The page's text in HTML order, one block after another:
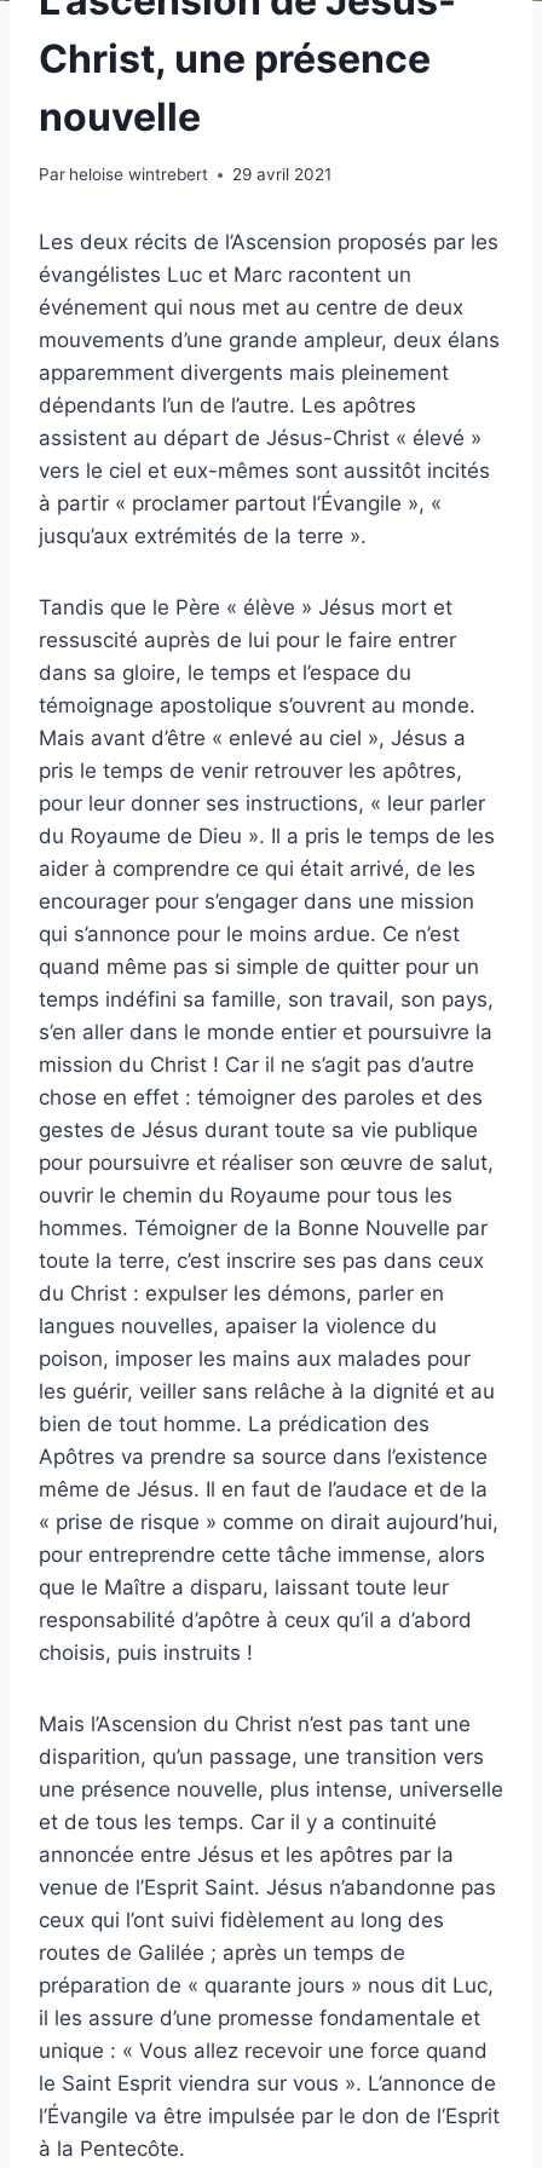
Christ, une présence
nouvelle
Par heloise wintrebert 29 avril 2021
Les deux récits de l’Ascension proposés par les
évangélistes Luc et Marc racontent un
événement qui nous met au centre de deux
mouvements d’une grande ampleur, deux élans
apparemment divergents mais pleinement
dépendants l’un de l’autre. Les apôtres
assistent au départ de Jésus-Christ « élevé »
vers le ciel et eux-mêmes sont aussitôt incités
à partir « proclamer partout l’Évangile », «
jusqu’aux extrémités de la terre ».
Tandis que le Père « élève » Jésus mort et
ressuscité auprès de lui pour le faire entrer
dans sa gloire, le temps et l’espace du
témoignage apostolique s’ouvrent au monde.
Mais avant d’être « enlevé au ciel », Jésus a
pris le temps de venir retrouver les apôtres,
pour leur donner ses instructions, « leur parler
du Royaume de Dieu ». Il a pris le temps de les
aider à comprendre ce qui était arrivé, de les
encourager pour s’engager dans une mission
qui s’annonce pour le moins ardue. Ce n’est
quand même pas si simple de quitter pour un
temps indéfini sa famille, son travail, son pays,
s’en aller dans le monde entier et poursuivre la
mission du Christ ! Car il ne s’agit pas d’autre
chose en effet : témoigner des paroles et des
gestes de Jésus durant toute sa vie publique
pour poursuivre et réaliser son œuvre de salut,
ouvrir le chemin du Royaume pour tous les
hommes. Témoigner de la Bonne Nouvelle par
toute la terre, c’est inscrire ses pas dans ceux
du Christ : expulser les démons, parler en
langues nouvelles, apaiser la violence du
poison, imposer les mains aux malades pour
les guérir, veiller sans relâche à la dignité et au
bien de tout homme. La prédication des
Apôtres va prendre sa source dans l’existence
même de Jésus. Il en faut de l’audace et de la
« prise de risque » comme on dirait aujourd’hui,
pour entreprendre cette tâche immense, alors
que le Maître a disparu, laissant toute leur
responsabilité d’apôtre à ceux qu’il a d’abord
choisis, puis instruits !
Mais l’Ascension du Christ n’est pas tant une
disparition, qu’un passage, une transition vers
une présence nouvelle, plus intense, universelle
et de tous les temps. Car il y a continuité
annoncée entre Jésus et les apôtres par la
venue de l’Esprit Saint. Jésus n’abandonne pas
ceux qui l’ont suivi fidèlement au long des
routes de Galilée ; après un temps de
préparation de « quarante jours » nous dit Luc,
il les assure d’une promesse fondamentale et
unique : « Vous allez recevoir une force quand
le Saint Esprit viendra sur vous ». L’annonce de
l’Évangile va être impulsée par le don de l’Esprit
à la Pentecôte.